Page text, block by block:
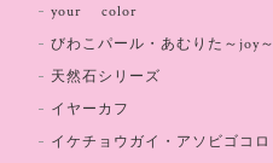
your color
びわこパール・あむりた～joy～
天然石シリーズ
イヤーカフ
イケチョウガイ・アソビゴコロ